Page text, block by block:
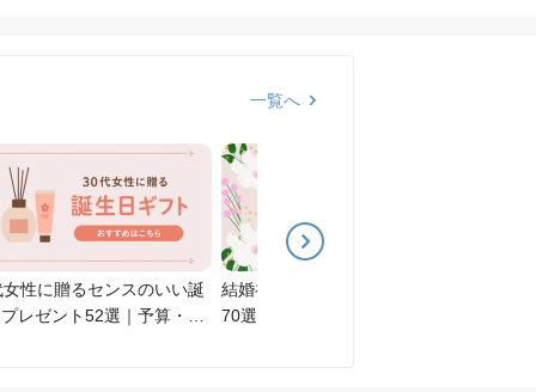
一覧へ
性に贈るセンスのいい誕
レゼント52選｜予算・関
結婚祝いのおすすめプレゼント
70選｜相場・人気ランキング・